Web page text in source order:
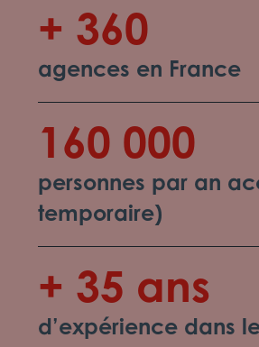
+ 360
agences en France
160 000
personnes par an
temporaire)
+ 35 ans
d’expérience dans